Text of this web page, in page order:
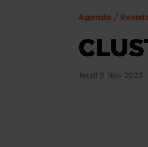
Agenda /
Jeudi 9 Nov 2023